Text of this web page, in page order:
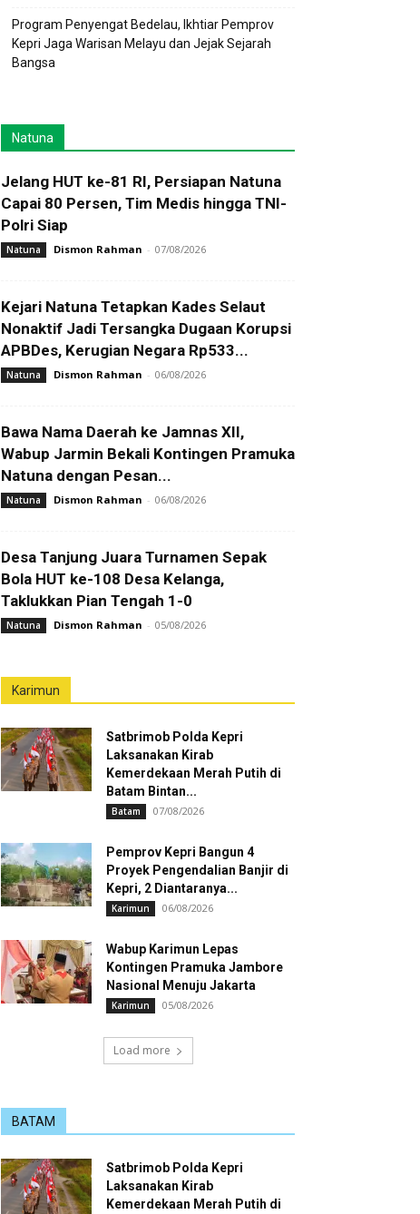
Program Penyengat Bedelau, Ikhtiar Pemprov
Kepri Jaga Warisan Melayu dan Jejak Sejarah
Bangsa
Natuna
Jelang HUT ke-81 RI, Persiapan Natuna
Capai 80 Persen, Tim Medis hingga TNI-
Polri Siap
Natuna Dismon Rahman - 07/08/2026
Kejari Natuna Tetapkan Kades Selaut
Nonaktif Jadi Tersangka Dugaan Korupsi
APBDes, Kerugian Negara Rp533...
Natuna Dismon Rahman - 06/08/2026
Bawa Nama Daerah ke Jamnas XII,
Wabup Jarmin Bekali Kontingen Pramuka
Natuna dengan Pesan...
Natuna Dismon Rahman - 06/08/2026
Desa Tanjung Juara Turnamen Sepak
Bola HUT ke-108 Desa Kelanga,
Taklukkan Pian Tengah 1-0
Natuna Dismon Rahman - 05/08/2026
Karimun
Satbrimob Polda Kepri
Laksanakan Kirab
Kemerdekaan Merah Putih di
Batam Bintan...
Batam 07/08/2026
Pemprov Kepri Bangun 4
Proyek Pengendalian Banjir di
Kepri, 2 Diantaranya...
Karimun 06/08/2026
Wabup Karimun Lepas
Kontingen Pramuka Jambore
Nasional Menuju Jakarta
Karimun 05/08/2026
Load more
BATAM
Satbrimob Polda Kepri
Laksanakan Kirab
Kemerdekaan Merah Putih di